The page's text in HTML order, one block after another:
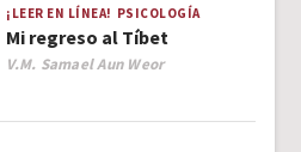
¡LEER EN LÍNEA! PSICOLOGÍA
Mi regreso al Tíbet
Author
V.M. Samael Aun Weor